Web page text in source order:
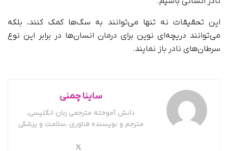
این تحقیقات نه تنها می‌توانند به سگ‌ها کمک کنند، بلکه
می‌توانند دریچه‌ای نوین برای درمان انسان‌ها در برابر این نوع
سرطان‌های نادر باز نمایند.
ساینا چمنی
دانش آموخته مترجمی زبان انگلیسی،
مترجم و نویسنده فناوری ،سلامت و پزشکی